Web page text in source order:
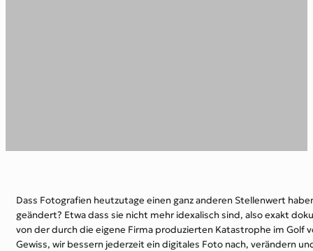
Dass Fotografien heutzutage einen ganz anderen Stellenwert
geändert? Etwa dass sie nicht mehr idexalisch sind, also exakt
von der durch die eigene Firma produzierten Katastrophe im Golf
Gewiss, wir bessern jederzeit ein digitales Foto nach, verändern